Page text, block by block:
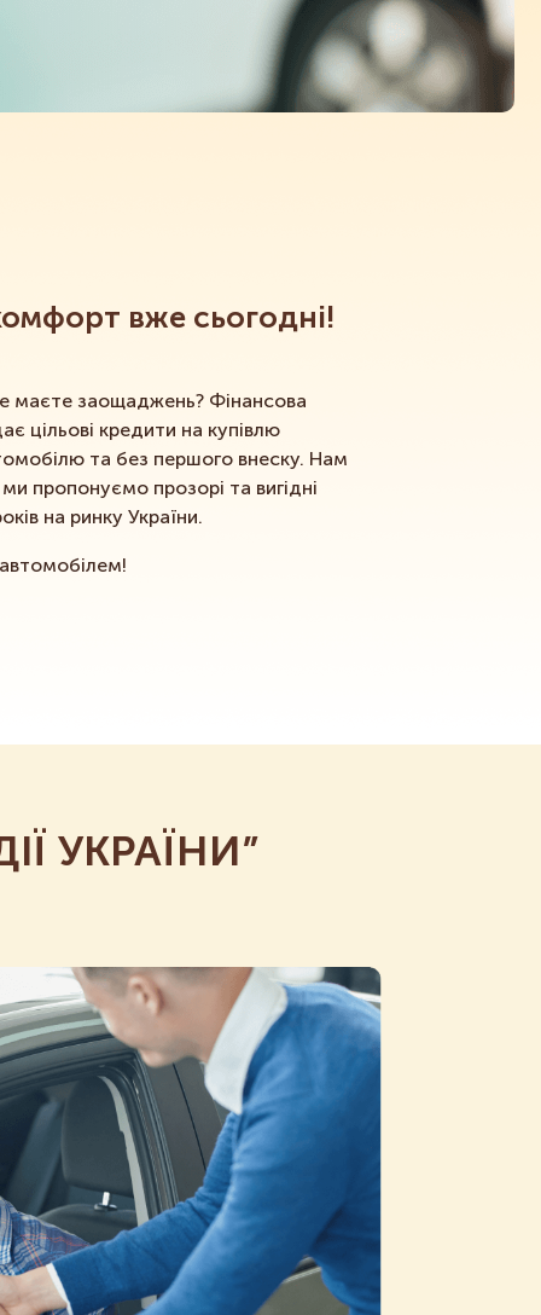
вже сьогодні!
маєте заощаджень? Фінансова
цільові кредити на купівлю
та без першого внеску. Нам
пропонуємо прозорі та вигідні
на ринку України.
УКРАЇНИ”